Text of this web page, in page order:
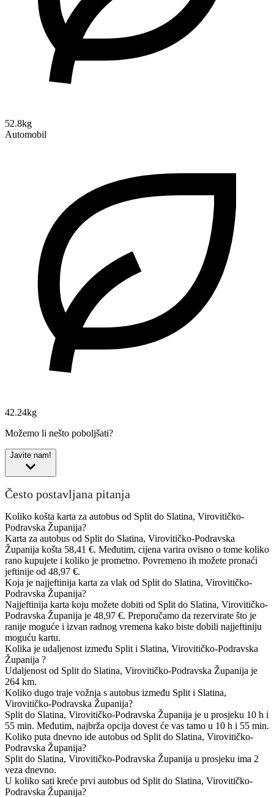
52.8kg
Automobil
42.24kg
Možemo li nešto poboljšati?
Javite nam!
Često postavljana pitanja
Koliko košta karta za autobus od Split do Slatina, Virovitičko-
Podravska Županija?
Karta za autobus od Split do Slatina, Virovitičko-Podravska
Županija košta 58,41 €. Međutim, cijena varira ovisno o tome koliko
rano kupujete i koliko je prometno. Povremeno ih možete pronaći
jeftinije od 48,97 €.
Koja je najjeftinija karta za vlak od Split do Slatina, Virovitičko-
Podravska Županija?
Najjeftinija karta koju možete dobiti od Split do Slatina, Virovitičko-
Podravska Županija je 48,97 €. Preporučamo da rezervirate što je
ranije moguće i izvan radnog vremena kako biste dobili najjeftiniju
moguću kartu.
Kolika je udaljenost između Split i Slatina, Virovitičko-Podravska
Županija ?
Udaljenost od Split do Slatina, Virovitičko-Podravska Županija je
264 km.
Koliko dugo traje vožnja s autobus između Split i Slatina,
Virovitičko-Podravska Županija?
Split do Slatina, Virovitičko-Podravska Županija je u prosjeku 10 h i
55 min. Međutim, najbrža opcija dovest će vas tamo u 10 h i 55 min.
Koliko puta dnevno ide autobus od Split do Slatina, Virovitičko-
Podravska Županija?
Split do Slatina, Virovitičko-Podravska Županija u prosjeku ima 2
veza dnevno.
U koliko sati kreće prvi autobus od Split do Slatina, Virovitičko-
Podravska Županija?